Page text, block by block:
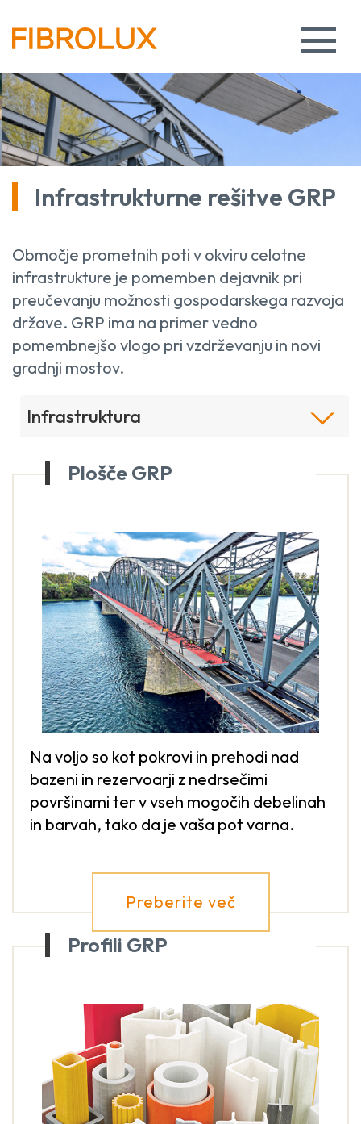
Infrastrukturne rešitve GRP
Območje prometnih poti v okviru celotne
infrastrukture je pomemben dejavnik pri
preučevanju možnosti gospodarskega razvoja
države. GRP ima na primer vedno
pomembnejšo vlogo pri vzdrževanju in novi
gradnji mostov.
Infrastruktura
Plošče GRP
Na voljo so kot pokrovi in prehodi nad
bazeni in rezervoarji z nedrsečimi
površinami ter v vseh mogočih debelinah
in barvah, tako da je vaša pot varna.
Preberite več
Profili GRP